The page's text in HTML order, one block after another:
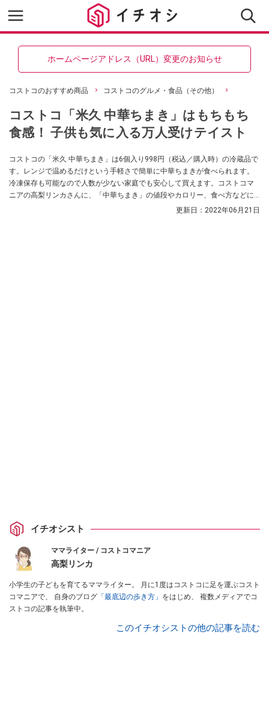
ホームページアドレス（URL）変更のお知らせ
コストコのおすすめ商品 コストコのグルメ・食品（その他）
コストコ「米久 中華ちまき」はもちもち
食感！ 子供も気に入る万人受けテイスト
コストコの「米久 中華ちまき」は6個入り998円（税込／購入時）の冷蔵品で
す。レンジで温めるだけという手軽さで簡単に中華ちまきが食べられます。
冷凍保存も可能なので人数が少ない家庭でも安心して買えます。コストコマ
ニアの高梨リンカさんに、「中華ちまき」の値段やカロリー、食べ方などに
更新日： 2022年06月21日
イチオシスト
ママライター / コストコマニア
高梨リンカ
小学生の子どもを育てるママライター。 月に1度はコストコに足を運ぶコスト
コマニアで、 自身のブログ 「最底辺の歩き方」 をはじめ、 複数メディアでコ
ストコの記事を執筆中。
このイチオシストの他の記事を読む